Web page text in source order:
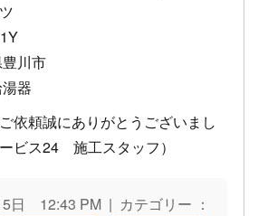
川市
器
依頼誠にありがとうございまし
ビス24 施工スタッフ）
日 12:43 PM | カテゴリー ：